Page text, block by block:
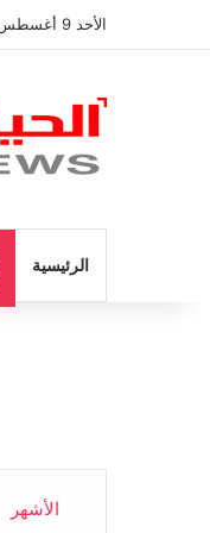
الأحد 9 أغسطس 2026
الرئيسية
الأشهر